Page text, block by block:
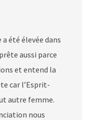
été élevée dans
aussi parce
et entend la
car l’Esprit-
autre femme.
nous